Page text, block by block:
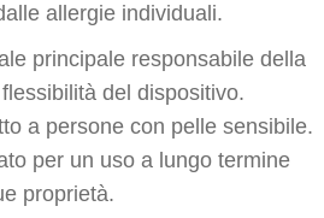
allergie individuali.
principale responsabile della
del dispositivo.
a persone con pelle sensibile.
per un uso a lungo termine
proprietà.